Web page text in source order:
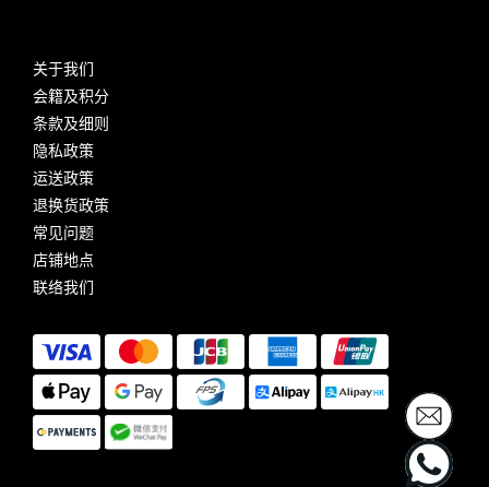
关于我们
会籍及积分
条款及细则
隐私政策
运送政策
退换货政策
常见问题
店铺地点
联络我们